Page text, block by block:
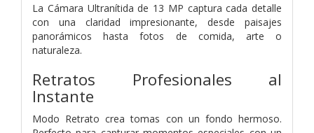
La Cámara Ultranítida de 13 MP captura cada detalle
con una claridad impresionante, desde paisajes
panorámicos hasta fotos de comida, arte o
naturaleza.
Retratos Profesionales al
Instante
Modo Retrato crea tomas con un fondo hermoso.